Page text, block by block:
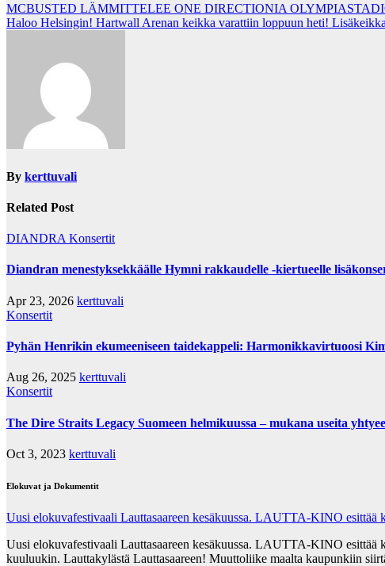
Post
navigation
MCBUSTED LÄMMITTELEE ONE DIRECTIONIA
Haloo Helsingin! Hartwall Arenan keikka varattiin loppuun heti!
By kerttuvali
Related Post
DIANDRA Konsertit
Diandran menestyksekkäälle Hymni rakkaudelle -kiertueelle
Apr 23, 2026 kerttuvali
Konsertit
Pyhän Henrikin ekumeeniseen taidekappeli: Harmonikkavirtuoosi
Aug 26, 2025 kerttuvali
Konsertit
The Dire Straits Legacy Suomeen helmikuussa – mukana useita
Oct 3, 2023 kerttuvali
Elokuvat ja Dokumentit
Uusi elokuvafestivaali Lauttasaareen kesäkuussa. LAUTTA-KINO
Uusi elokuvafestivaali Lauttasaareen kesäkuussa. LAUTTA-KINO
kuuluukin. Lauttakylästä Lauttasaareen! Muuttoliike maalta kaupunkiin